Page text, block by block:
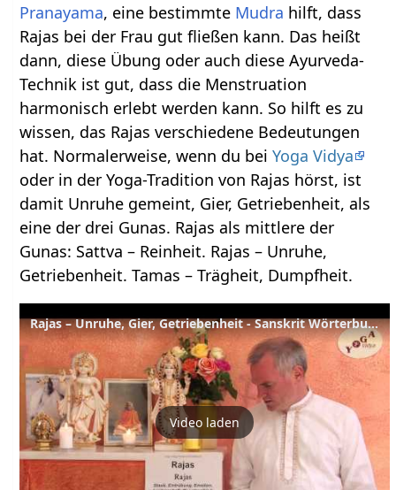
Pranayama, eine bestimmte Mudra hilft, dass
Rajas bei der Frau gut fließen kann. Das heißt
dann, diese Übung oder auch diese Ayurveda-
Technik ist gut, dass die Menstruation
harmonisch erlebt werden kann. So hilft es zu
wissen, das Rajas verschiedene Bedeutungen
hat. Normalerweise, wenn du beiYoga Vidya
oder in der Yoga-Tradition von Rajas hörst, ist
damit Unruhe gemeint, Gier, Getriebenheit, als
eine der drei Gunas. Rajas als mittlere der
Gunas: Sattva – Reinheit. Rajas – Unruhe,
Getriebenheit. Tamas – Trägheit, Dumpfheit.
Rajas – Unruhe, Gier, Getriebenheit - Sanskrit Wörterbuch
Video laden